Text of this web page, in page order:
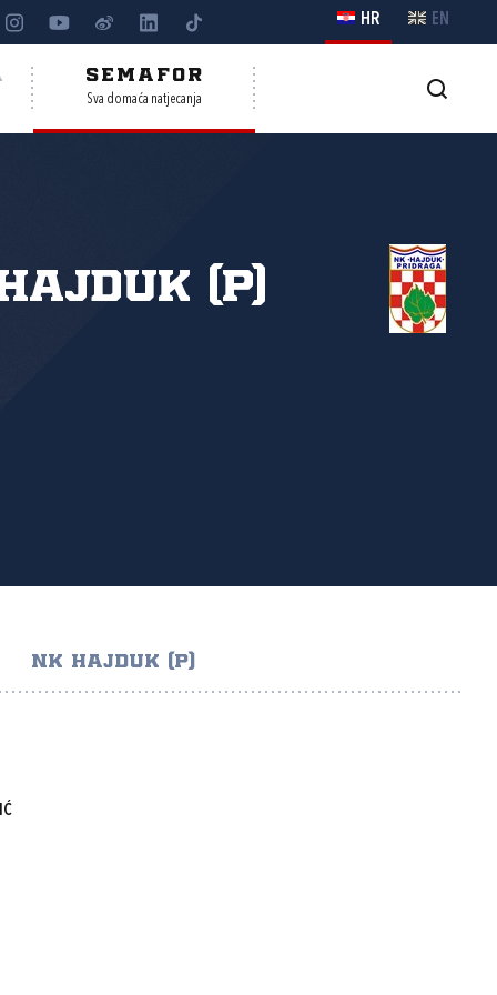
HR EN
SEMAFOR
Sva domaća natjecanja
(P)
NK HAJDUK (P)